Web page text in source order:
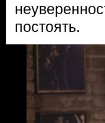
постоять.